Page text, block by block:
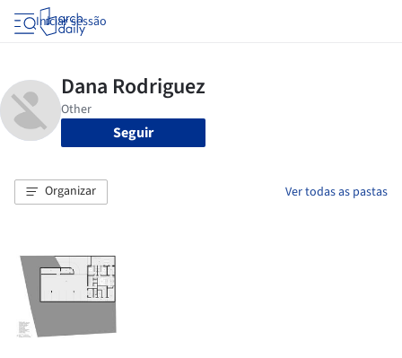
Iniciar sessão
Seguir
Organizar Ver todas as pastas